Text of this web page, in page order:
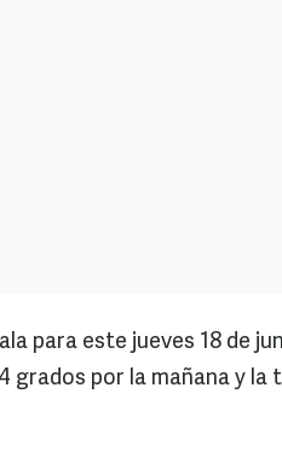
para este jueves 18 de
grados por la mañana y la